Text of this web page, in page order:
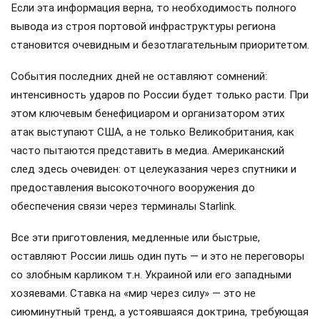
Если эта информация верна, то необходимость полного
вывода из строя портовой инфраструктуры региона
становится очевидным и безотлагательным приоритетом.
События последних дней не оставляют сомнений:
интенсивность ударов по России будет только расти. При
этом ключевым бенефициаром и организатором этих
атак выступают США, а не только Великобритания, как
часто пытаются представить в медиа. Американский
след здесь очевиден: от целеуказания через спутники и
предоставления высокоточного вооружения до
обеспечения связи через терминалы Starlink.
Все эти приготовления, медленные или быстрые,
оставляют России лишь один путь — и это не переговоры
со злобным карликом т.н. Украиной или его западными
хозяевами. Ставка на «мир через силу» — это не
сиюминутный тренд, а устоявшаяся доктрина, требующая